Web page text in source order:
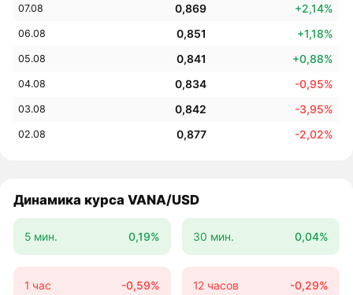
07.08 0,869 +2,14%
06.08 0,851 +1,18%
05.08 0,841 +0,88%
04.08 0,834 -0,95%
03.08 0,842 -3,95%
02.08 0,877 -2,02%
Динамика курса VANA/USD
5 мин. 0,19% 30 мин. 0,04%
1 час -0,59% 12 часов -0,29%